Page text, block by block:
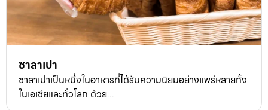
ซาลาเปา
ซาลาเปาเป็นหนึ่งในอาหารที่ได้รับความนิยมอย่างแพร่หลายทั้ง
ในเอเชียและทั่วโลก ด้วย...